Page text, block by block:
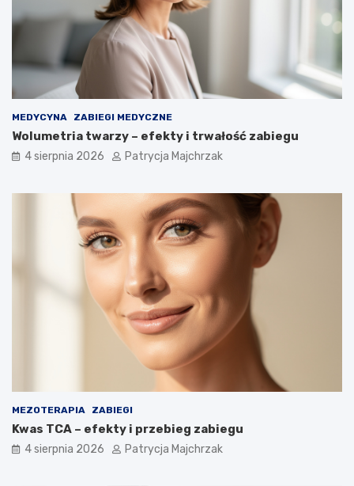
MEDYCYNA ZABIEGI MEDYCZNE
Wolumetria twarzy – efekty i trwałość zabiegu
4 sierpnia 2026 Patrycja Majchrzak
MEZOTERAPIA ZABIEGI
Kwas TCA – efekty i przebieg zabiegu
4 sierpnia 2026 Patrycja Majchrzak